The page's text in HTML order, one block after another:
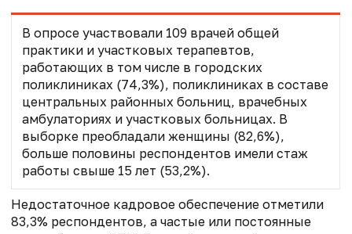
В опросе участвовали 109 врачей общей
практики и участковых терапевтов,
работающих в том числе в городских
поликлиниках (74,3%), поликлиниках в составе
центральных районных больниц, врачебных
амбулаториях и участковых больницах. В
выборке преобладали женщины (82,6%),
больше половины респондентов имели стаж
работы свыше 15 лет (53,2%).
Недостаточное кадровое обеспечение отметили
83,3% респондентов, а частые или постоянные